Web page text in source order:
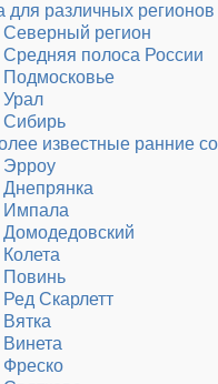
для различных регионов
Северный регион
Средняя полоса России
Подмосковье
Урал
Сибирь
известные ранние
Эрроу
Днепрянка
Импала
Домодедовский
Колета
Повинь
Ред Скарлетт
Вятка
Винета
Фреско